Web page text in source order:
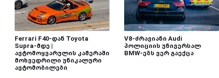
Ferrari F40-დან Toyota
Supra-მდე |
ავტომოყვარულის კამერაში
მოხვედრილი უნიკალური
ავტომობილები
V8-ძრავიანი Audi
პოლიციის უნივერსალ
BMW-ებს ვერ გაექცა